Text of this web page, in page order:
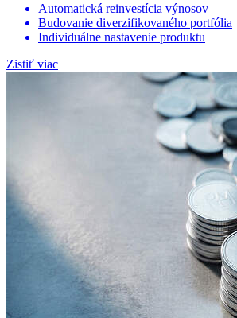
Automatická reinvestícia výnosov
Budovanie diverzifikovaného portfólia
Individuálne nastavenie produktu
Zistiť viac